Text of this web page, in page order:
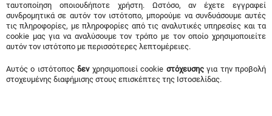
ταυτοποίηση οποιουδήποτε χρήστη. Ωστόσο, αν έχετε εγγραφεί
συνδρομητικά σε αυτόν τον ιστότοπο, μπορούμε να συνδυάσουμε αυτές
τις πληροφορίες, με πληροφορίες από τις αναλυτικές υπηρεσίες και τα
cookie μας για να αναλύσουμε τον τρόπο με τον οποίο χρησιμοποιείτε
αυτόν τον ιστότοπο με περισσότερες λεπτομέρειες.
Αυτός ο ιστότοποςδενχρησιμοποιεί cookie στόχευσηςγια την προβολή
στοχευμένης διαφήμισης στους επισκέπτες της Ιστοσελίδας.